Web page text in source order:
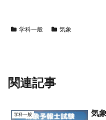
学科一般 気象
関連記事
学科一般 気